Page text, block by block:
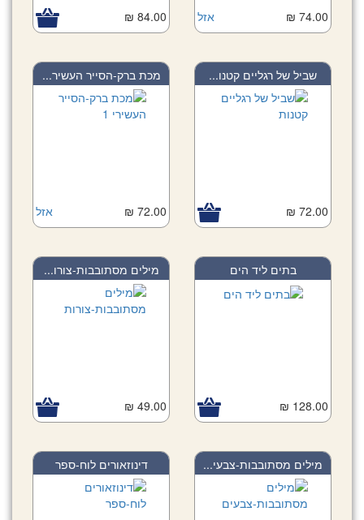
אזל 74.00 ₪
84.00 ₪
שביל של רגליים קטנו...
72.00 ₪
מכת ברק-הסייר העשיר...
אזל 72.00 ₪
בתים ליד הים
128.00 ₪
מילים מסתובבות-צורו...
49.00 ₪
מילים מסתובבות-צבעי... דינוזאורים לוח-ספר